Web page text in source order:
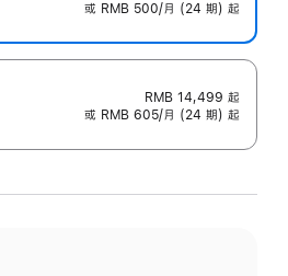
或 RMB 500/月 (24 期) 起
RMB 14,499 起
或 RMB 605/月 (24 期) 起